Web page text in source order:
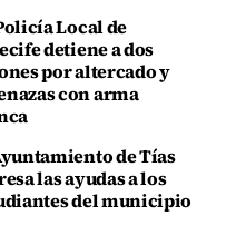
Local de
detiene a dos
por altercado y
con arma
de Tías
las ayudas a los
del municipio